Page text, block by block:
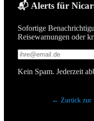
📬 Alerts für
Sofortige
Reisewarnungen oder
Kein Spam. Jederzeit
← Zurück zur